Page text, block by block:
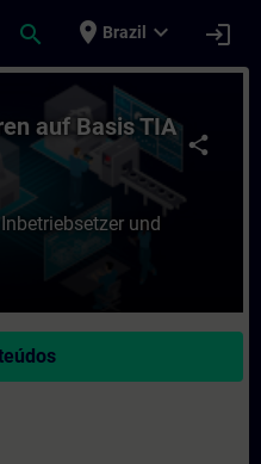
search place Brazil expand_more login
auf
share
auf Basis TIA
und